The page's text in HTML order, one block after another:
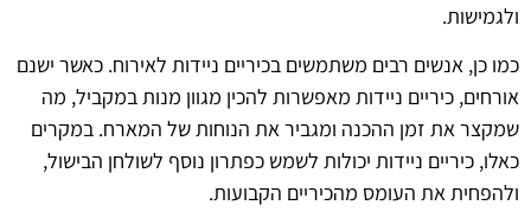
ולגמישות.
כמו כן, אנשים רבים משתמשים בכיריים ניידות לאירוח. כאשר ישנם
אורחים, כיריים ניידות מאפשרות להכין מגוון מנות במקביל, מה
שמקצר את זמן ההכנה ומגביר את הנוחות של המארח. במקרים
כאלו, כיריים ניידות יכולות לשמש כפתרון נוסף לשולחן הבישול,
ולהפחית את העומס מהכיריים הקבועות.